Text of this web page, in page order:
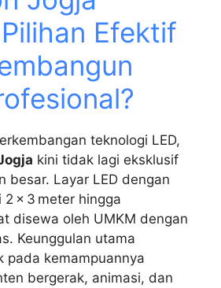
Efektif
teknologi LED,
kini tidak lagi eksklusif
besar. Layar LED dengan
× 3 meter hingga
disewa oleh UMKM dengan
Keunggulan utama
pada kemampuannya
bergerak, animasi, dan